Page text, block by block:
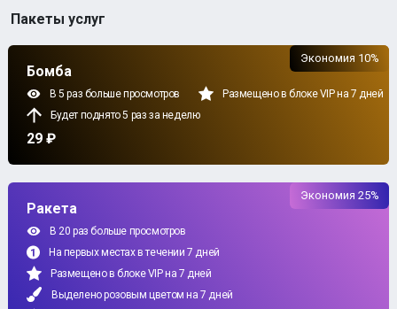
Пакеты услуг
Бомба
В 5 раз больше просмотров
Размещено в блоке VIP на 7 дней
Будет поднято 5 раз за неделю
29 ₽
Экономия 10%
Ракета
В 20 раз больше просмотров
На первых местах в течении 7 дней
Размещено в блоке VIP на 7 дней
Выделено розовым цветом на 7 дней
Экономия 25%